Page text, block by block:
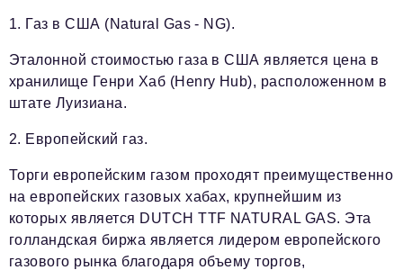
1. Газ в США (Natural Gas - NG).
Эталонной стоимостью газа в США является цена в
хранилище Генри Хаб (Henry Hub), расположенном в
штате Луизиана.
2. Европейский газ.
Торги европейским газом проходят преимущественно
на европейских газовых хабах, крупнейшим из
которых является DUTCH TTF NATURAL GAS. Эта
голландская биржа является лидером европейского
газового рынка благодаря объему торгов,